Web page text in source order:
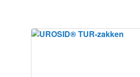
Slovenská republika